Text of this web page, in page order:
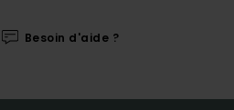
Besoin d'aide ?